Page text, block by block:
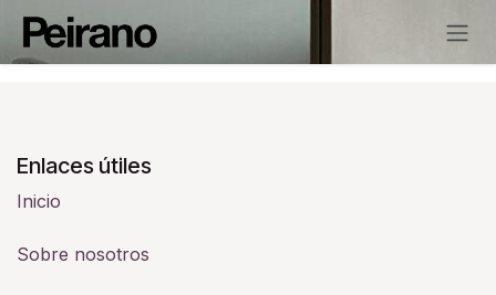
Ir al contenido
Enlaces útiles
Inicio
Sobre nosotros